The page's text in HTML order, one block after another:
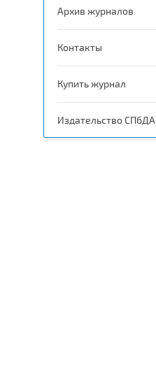
Архив журналов
Контакты
Купить журнал
Издательство СПбДА